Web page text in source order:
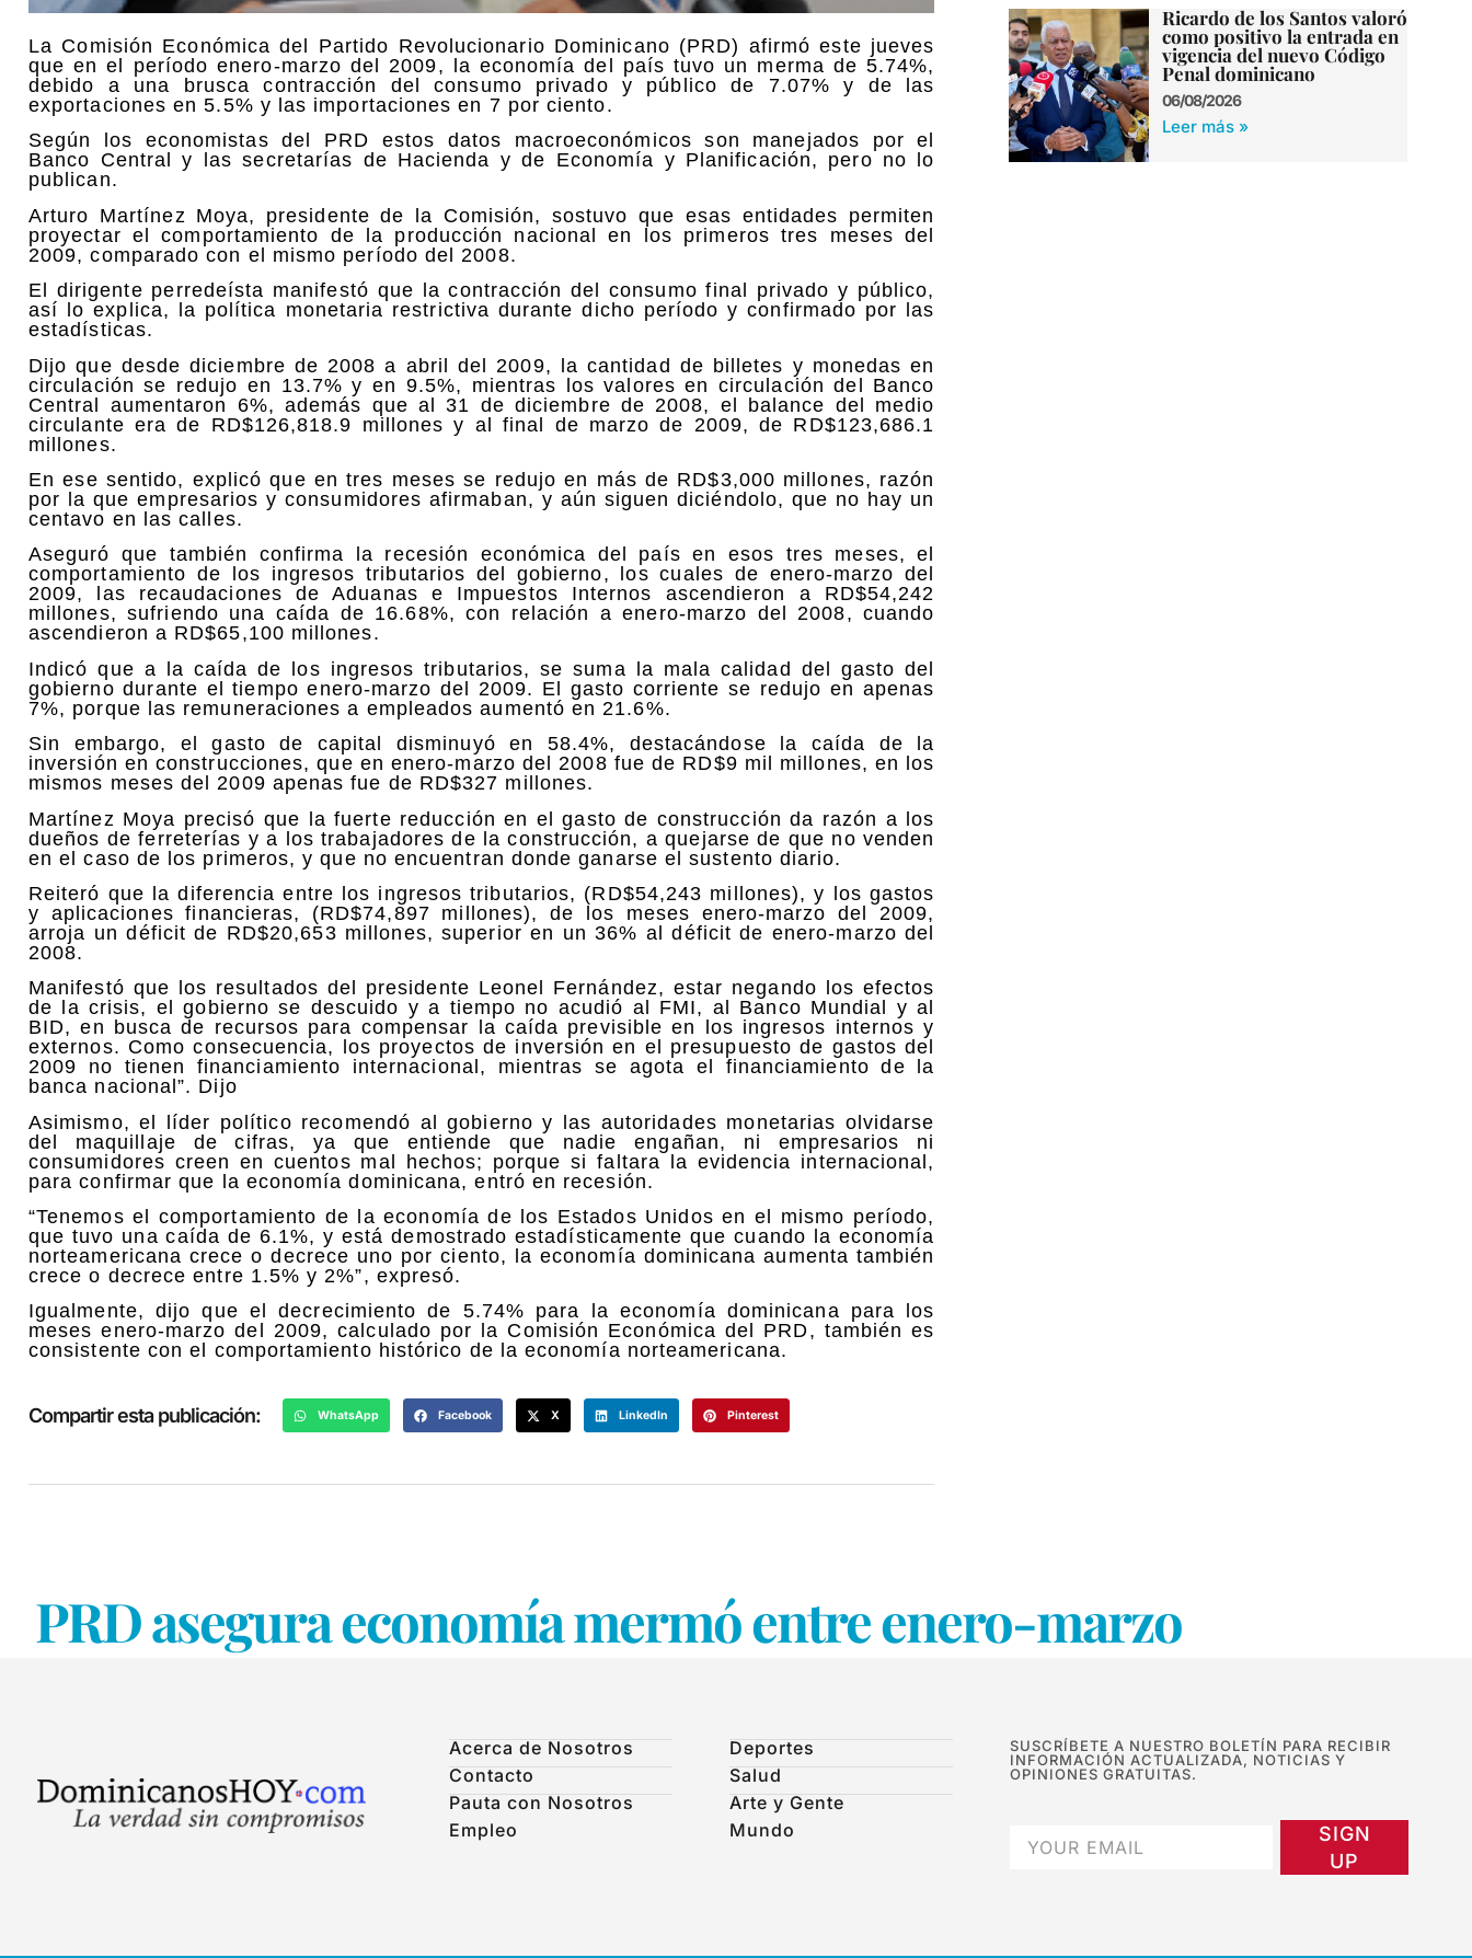
La Comisión Económica del Partido Revolucionario Dominicano (PRD) afirmó este jueves
que en el período enero-marzo del 2009, la economía del país tuvo un merma de 5.74%,
debido a una brusca contracción del consumo privado y público de 7.07% y de las
exportaciones en 5.5% y las importaciones en 7 por ciento.
Según los economistas del PRD estos datos macroeconómicos son manejados por el
Banco Central y las secretarías de Hacienda y de Economía y Planificación, pero no lo
publican.
Arturo Martínez Moya, presidente de la Comisión, sostuvo que esas entidades permiten
proyectar el comportamiento de la producción nacional en los primeros tres meses del
2009, comparado con el mismo período del 2008.
El dirigente perredeísta manifestó que la contracción del consumo final privado y público,
así lo explica, la política monetaria restrictiva durante dicho período y confirmado por las
estadísticas.
Dijo que desde diciembre de 2008 a abril del 2009, la cantidad de billetes y monedas en
circulación se redujo en 13.7% y en 9.5%, mientras los valores en circulación del Banco
Central aumentaron 6%, además que al 31 de diciembre de 2008, el balance del medio
circulante era de RD$126,818.9 millones y al final de marzo de 2009, de RD$123,686.1
millones.
En ese sentido, explicó que en tres meses se redujo en más de RD$3,000 millones, razón
por la que empresarios y consumidores afirmaban, y aún siguen diciéndolo, que no hay un
centavo en las calles.
Aseguró que también confirma la recesión económica del país en esos tres meses, el
comportamiento de los ingresos tributarios del gobierno, los cuales de enero-marzo del
2009, las recaudaciones de Aduanas e Impuestos Internos ascendieron a RD$54,242
millones, sufriendo una caída de 16.68%, con relación a enero-marzo del 2008, cuando
ascendieron a RD$65,100 millones.
Indicó que a la caída de los ingresos tributarios, se suma la mala calidad del gasto del
gobierno durante el tiempo enero-marzo del 2009. El gasto corriente se redujo en apenas
7%, porque las remuneraciones a empleados aumentó en 21.6%.
Sin embargo, el gasto de capital disminuyó en 58.4%, destacándose la caída de la
inversión en construcciones, que en enero-marzo del 2008 fue de RD$9 mil millones, en los
mismos meses del 2009 apenas fue de RD$327 millones.
Martínez Moya precisó que la fuerte reducción en el gasto de construcción da razón a los
dueños de ferreterías y a los trabajadores de la construcción, a quejarse de que no venden
en el caso de los primeros, y que no encuentran donde ganarse el sustento diario.
Reiteró que la diferencia entre los ingresos tributarios, (RD$54,243 millones), y los gastos
y aplicaciones financieras, (RD$74,897 millones), de los meses enero-marzo del 2009,
arroja un déficit de RD$20,653 millones, superior en un 36% al déficit de enero-marzo del
2008.
Manifestó que los resultados del presidente Leonel Fernández, estar negando los efectos
de la crisis, el gobierno se descuido y a tiempo no acudió al FMI, al Banco Mundial y al
BID, en busca de recursos para compensar la caída previsible en los ingresos internos y
externos. Como consecuencia, los proyectos de inversión en el presupuesto de gastos del
2009 no tienen financiamiento internacional, mientras se agota el financiamiento de la
banca nacional”. Dijo
Asimismo, el líder político recomendó al gobierno y las autoridades monetarias olvidarse
del maquillaje de cifras, ya que entiende que nadie engañan, ni empresarios ni
consumidores creen en cuentos mal hechos; porque si faltara la evidencia internacional,
para confirmar que la economía dominicana, entró en recesión.
“Tenemos el comportamiento de la economía de los Estados Unidos en el mismo período,
que tuvo una caída de 6.1%, y está demostrado estadísticamente que cuando la economía
norteamericana crece o decrece uno por ciento, la economía dominicana aumenta también
crece o decrece entre 1.5% y 2%”, expresó.
Igualmente, dijo que el decrecimiento de 5.74% para la economía dominicana para los
meses enero-marzo del 2009, calculado por la Comisión Económica del PRD, también es
consistente con el comportamiento histórico de la economía norteamericana.
Compartir esta publicación: WhatsApp Facebook X LinkedIn Pinterest
Ricardo de los Santos valoró
como positivo la entrada en
vigencia del nuevo Código
Penal dominicano
06/08/2026
Leer más »
PRD asegura economía mermó entre enero-marzo
Acerca de Nosotros
Contacto
Pauta con Nosotros
Empleo
Deportes
Salud
Arte y Gente
Mundo
SUSCRÍBETE A NUESTRO BOLETÍN PARA RECIBIR
INFORMACIÓN ACTUALIZADA, NOTICIAS Y
OPINIONES GRATUITAS.
SIGN
UP